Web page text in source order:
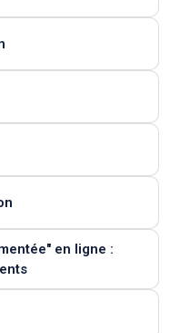
en ligne :